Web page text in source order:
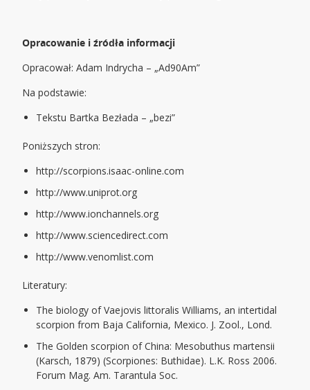
Opracowanie i źródła informacji
Opracował: Adam Indrycha – „Ad90Am”
Na podstawie:
Tekstu Bartka Bezłada – „bezi”
Poniższych stron:
http://scorpions.isaac-online.com
http://www.uniprot.org
http://www.ionchannels.org
http://www.sciencedirect.com
http://www.venomlist.com
Literatury:
The biology of Vaejovis littoralis Williams, an intertidal
scorpion from Baja California, Mexico. J. Zool., Lond.
The Golden scorpion of China: Mesobuthus martensii
(Karsch, 1879) (Scorpiones: Buthidae). L.K. Ross 2006.
Forum Mag. Am. Tarantula Soc.